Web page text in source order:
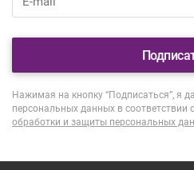
Нажимая на кнопку “Подписаться”, я
персональных данных в соответствии с
обработки и защиты персональных